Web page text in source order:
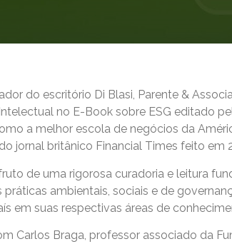
do escritório Di Blasi, Parente &
no E-Book sobre ESG editado
a melhor escola de negócios da
jornal britânico Financial Times feito em
de uma rigorosa curadoria e leitura
práticas ambientais, sociais e de
em suas respectivas áreas de
Carlos Braga, professor associado da